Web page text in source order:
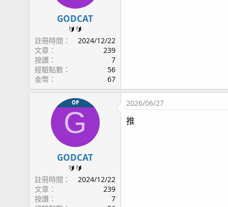
GODCAT
🔰🔰
註冊時間
2024/12/22
文章
239
按讚
7
經驗點數
56
金幣
67
OP
G
GODCAT
🔰🔰
註冊時間
2024/12/22
文章
239
按讚
7
2026/06/27
推